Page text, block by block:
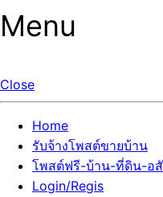
Menu
Close
Home
รับจ้างโพสต์ขายบ้าน
โพสต์ฟรี-บ้าน-ที่ดิน-อ
Login/Regis